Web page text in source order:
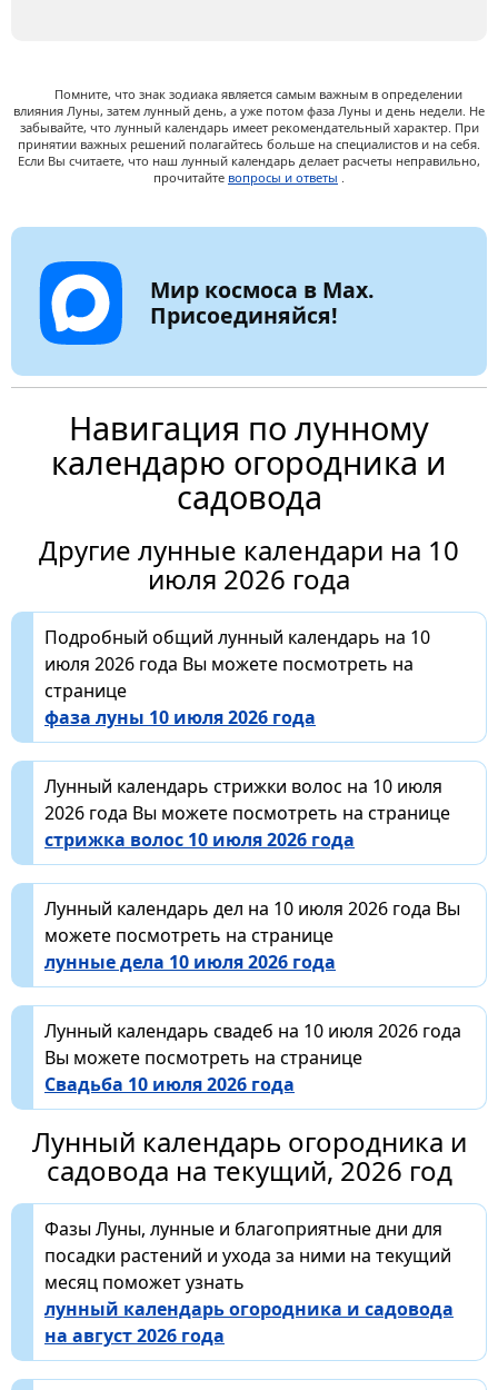
Помните, что знак зодиака является самым важным в определении
влияния Луны, затем лунный день, а уже потом фаза Луны и день недели. Не
забывайте, что лунный календарь имеет рекомендательный характер. При
принятии важных решений полагайтесь больше на специалистов и на себя.
Если Вы считаете, что наш лунный календарь делает расчеты неправильно,
прочитайте вопросы и ответы .
Мир космоса в Max.
Присоединяйся!
Навигация по лунному
календарю огородника и
садовода
Другие лунные календари на 10
июля 2026 года
Подробный общий лунный календарь на 10
июля 2026 года Вы можете посмотреть на
странице
фаза луны 10 июля 2026 года
Лунный календарь стрижки волос на 10 июля
2026 года Вы можете посмотреть на странице
стрижка волос 10 июля 2026 года
Лунный календарь дел на 10 июля 2026 года Вы
можете посмотреть на странице
лунные дела 10 июля 2026 года
Лунный календарь свадеб на 10 июля 2026 года
Вы можете посмотреть на странице
Свадьба 10 июля 2026 года
Лунный календарь огородника и
садовода на текущий, 2026 год
Фазы Луны, лунные и благоприятные дни для
посадки растений и ухода за ними на текущий
месяц поможет узнать
лунный календарь огородника и садовода
на август 2026 года